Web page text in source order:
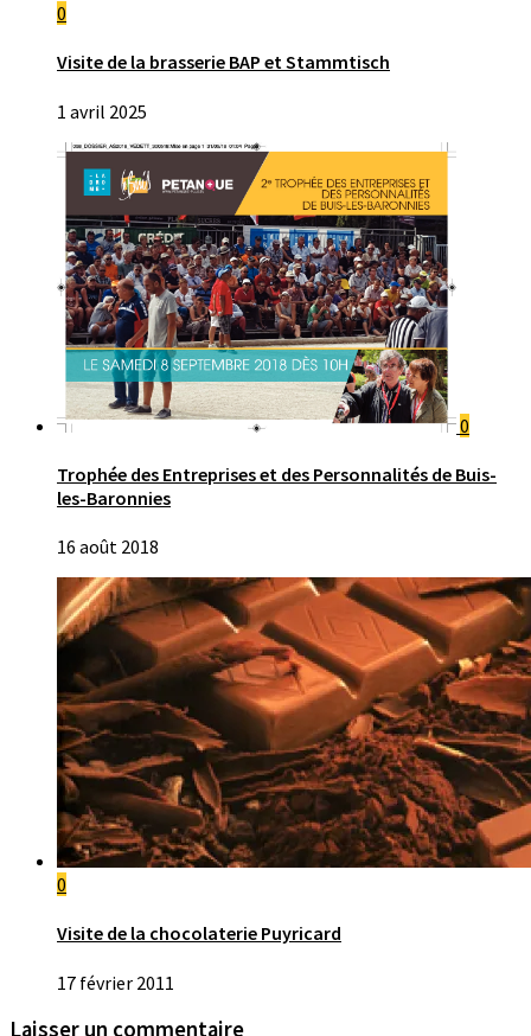
0
Visite de la brasserie BAP et Stammtisch
1 avril 2025
0
Trophée des Entreprises et des Personnalités de Buis-
les-Baronnies
16 août 2018
0
Visite de la chocolaterie Puyricard
17 février 2011
Laisser un commentaire